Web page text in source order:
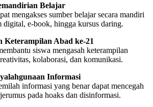
Belajar
mengakses sumber belajar secara mandiri
digital, e-book, hingga kursus daring.
Keterampilan Abad ke-21
siswa mengasah keterampilan
kolaborasi, dan komunikasi.
Informasi
informasi yang benar dapat mencegah
pada hoaks dan disinformasi.